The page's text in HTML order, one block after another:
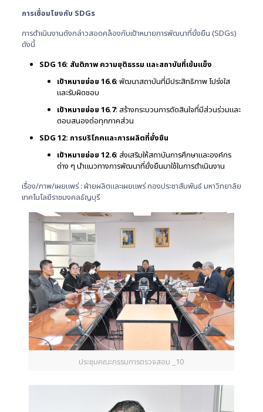
การเชื่อมโยงกับ SDGs
การดำเนินงานดังกล่าวสอดคล้องกับเป้าหมายการพัฒนาที่ยั่งยืน (SDGs)
ดังนี้
SDG 16: สันติภาพ ความยุติธรรม และสถาบันที่เข้มแข็ง
เป้าหมายย่อย 16.6: พัฒนาสถาบันที่มีประสิทธิภาพ โปร่งใส
และรับผิดชอบ
เป้าหมายย่อย 16.7: สร้างกระบวนการตัดสินใจที่มีส่วนร่วมและ
ตอบสนองต่อทุกภาคส่วน
SDG 12: การบริโภคและการผลิตที่ยั่งยืน
เป้าหมายย่อย 12.6: ส่งเสริมให้สถาบันการศึกษาและองค์กร
ต่าง ๆ นำแนวทางการพัฒนาที่ยั่งยืนมาใช้ในการดำเนินงาน
เรื่อง/ภาพ/เผยแพร่ : ฝ่ายผลิตและเผยแพร่ กองประชาสัมพันธ์ มหาวิทยาลัย
เทคโนโลยีราชมงคลธัญบุรี
ประชุมคณะกรรมการตรวจสอบ _10